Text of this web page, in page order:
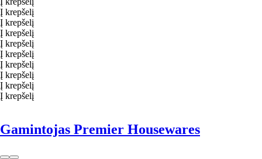
Į krepšelį
Į krepšelį
Į krepšelį
Į krepšelį
Į krepšelį
Į krepšelį
Į krepšelį
Į krepšelį
Į krepšelį
Gamintojas Premier Housewares